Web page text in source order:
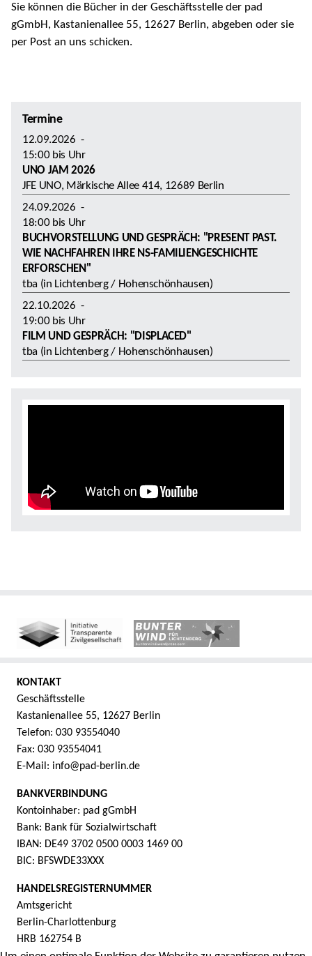
Sie können die Bücher in der Geschäftsstelle der pad
gGmbH, Kastanienallee 55, 12627 Berlin, abgeben oder sie
per Post an uns schicken.
Termine
12.09.2026 -
15:00bis Uhr
UNO JAM 2026
JFE UNO, Märkische Allee 414, 12689 Berlin
24.09.2026 -
18:00bis Uhr
BUCHVORSTELLUNG UND GESPRÄCH: "PRESENT PAST.
WIE NACHFAHREN IHRE NS-FAMILIENGESCHICHTE
ERFORSCHEN"
tba (in Lichtenberg / Hohenschönhausen)
22.10.2026 -
19:00bis Uhr
FILM UND GESPRÄCH: "DISPLACED"
tba (in Lichtenberg / Hohenschönhausen)
KONTAKT
Geschäftsstelle
Kastanienallee 55, 12627 Berlin
Telefon: 030 93554040
Fax: 030 93554041
E-Mail: info@pad-berlin.de
BANKVERBINDUNG
Kontoinhaber: pad gGmbH
Bank: Bank für Sozialwirtschaft
IBAN: DE49 3702 0500 0003 1469 00
BIC: BFSWDE33XXX
HANDELSREGISTERNUMMER
Amtsgericht
Berlin-Charlottenburg
HRB 162754 B